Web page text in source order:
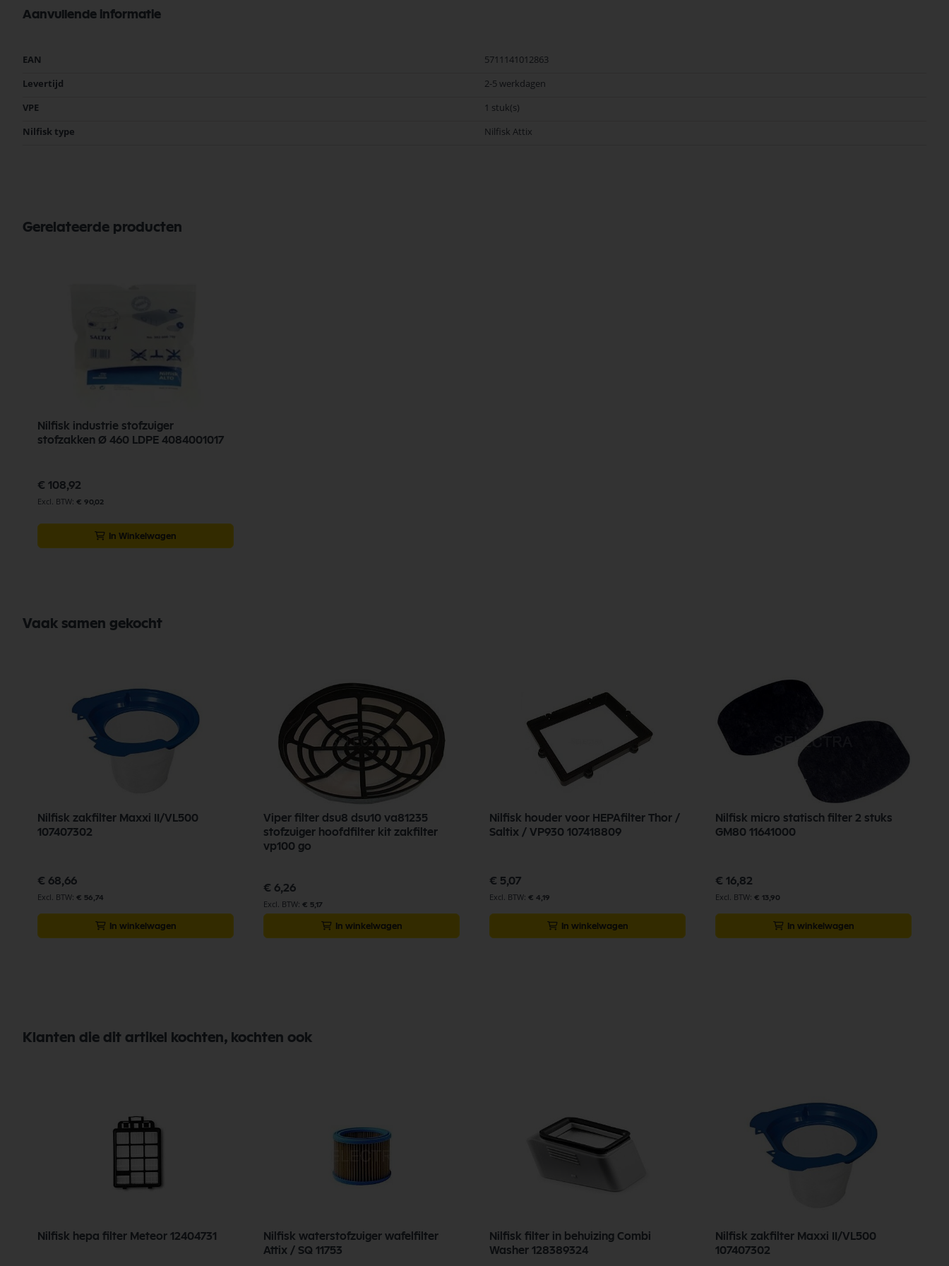
Nilfisk CTS40
Aanvullende informatie
Meer
EAN
5711141012863
Levertijd
2-5 werkdagen
VPE
1 stuk(s)
Nilfisk type
Nilfisk Attix
Gerelateerde producten
Nilfisk industrie stofzuiger
stofzakken Ø 460 LDPE 4084001017
€ 108,92
€ 90,02
In Winkelwagen
Vaak samen gekocht
Nilfisk zakfilter Maxxi II/VL500
107407302
€ 68,66
€ 56,74
In winkelwagen
Viper filter dsu8 dsu10 va81235
stofzuiger hoofdfilter kit zakfilter
vp100 go
€ 6,26
€ 5,17
In winkelwagen
Nilfisk houder voor HEPAfilter Thor /
Saltix / VP930 107418809
€ 5,07
€ 4,19
In winkelwagen
Nilfisk micro statisch filter 2 stuks
GM80 11641000
€ 16,82
€ 13,90
In winkelwagen
Klanten die dit artikel kochten, kochten ook
Nilfisk hepa filter Meteor 12404731
Nilfisk waterstofzuiger wafelfilter
Attix / SQ 11753
Nilfisk filter in behuizing Combi
Washer 128389324
Nilfisk zakfilter Maxxi II/VL500
107407302